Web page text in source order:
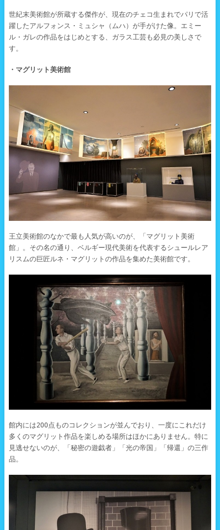
世紀末美術館が所蔵する傑作が、現在のチェコ生まれでパリで活
躍したアルフォンス・ミュシャ（ムハ）が手がけた像。エミー
ル・ガレの作品をはじめとする、ガラス工芸も必見の美しさで
す。
・マグリット美術館
王立美術館のなかで最も人気が高いのが、「マグリット美術
館」。その名の通り、ベルギー現代美術を代表するシュールレア
リスムの巨匠ルネ・マグリットの作品を集めた美術館です。
館内には200点ものコレクションが並んでおり、一度にこれだけ
多くのマグリット作品を楽しめる場所はほかにありません。特に
見逃せないのが、「秘密の遊戯者」「光の帝国」「帰還」の三作
品。